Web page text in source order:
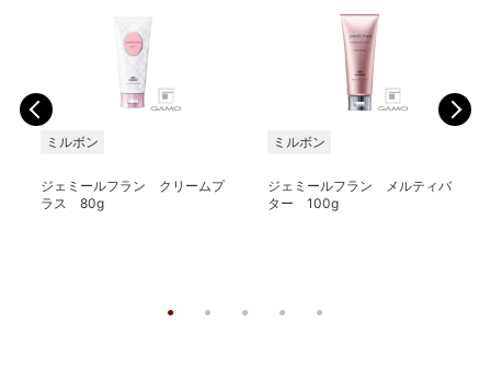
ミルボン
ジェミールフラン クリームプ
ラス 80g
ミルボン
ジェミールフラン メルティバ
ター 100g